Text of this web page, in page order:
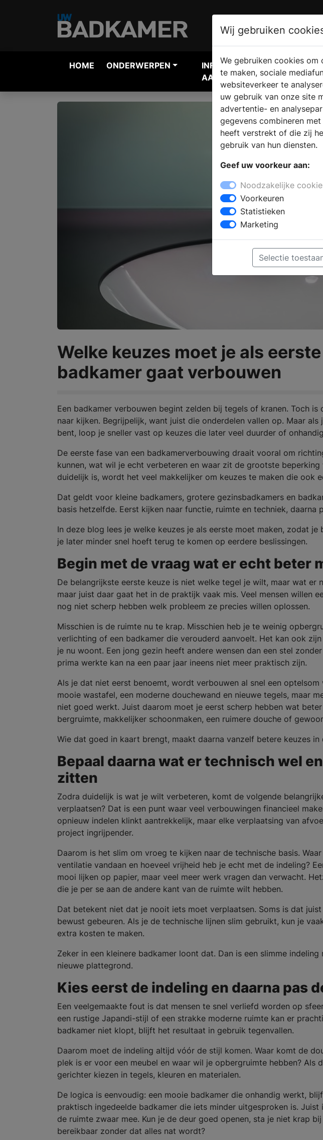
HOME ONDERWERPEN
INFORMATIE
AANVRAGEN
Welke keuzes moet je als
badkamer gaat verbouwen
Een badkamer verbouwen begint zelden bij tegels of kranen. Toch is
naar kijken. Begrijpelijk, want juist die onderdelen vallen op. Maar
bent, loop je sneller vast op keuzes die later veel duurder of
De eerste fase van een badkamerverbouwing draait vooral om
kunnen, wat wil je echt verbeteren en waar zit de grootste beperking
duidelijk is, wordt het veel makkelijker om keuzes te maken die ook
Dat geldt voor kleine badkamers, grotere gezinsbadkamers en
basis hetzelfde. Eerst kijken naar functie, ruimte en techniek, daarna
In deze blog lees je welke keuzes je als eerste moet maken, zodat
je later minder snel hoeft terug te komen op eerdere beslissingen.
Begin met de vraag wat er echt beter
De belangrijkste eerste keuze is niet welke tegel je wilt, maar wat er
maar juist daar gaat het in de praktijk vaak mis. Veel mensen willen
nog niet scherp hebben welk probleem ze precies willen oplossen.
Misschien is de ruimte nu te krap. Misschien heb je te weinig
verlichting of een badkamer die verouderd aanvoelt. Het kan ook
je nu woont. Een jong gezin heeft andere wensen dan een stel
prima werkte kan na een paar jaar ineens niet meer praktisch zijn.
Als je dat niet eerst benoemt, wordt verbouwen al snel een optelsom
mooie wastafel, een moderne douchewand en nieuwe tegels, maar
niet goed werkt. Juist daarom moet je eerst scherp hebben wat
bergruimte, makkelijker schoonmaken, een ruimere douche of
Wie dat goed in kaart brengt, maakt daarna vanzelf betere keuzes
Bepaal daarna wat er technisch wel
zitten
Zodra duidelijk is wat je wilt verbeteren, komt de volgende
verplaatsen? Dat is een punt waar veel verbouwingen financieel
opnieuw indelen klinkt aantrekkelijk, maar elke verplaatsing van
project ingrijpender.
Daarom is het slim om vroeg te kijken naar de technische basis.
ventilatie vandaan en hoeveel vrijheid heb je echt met de indeling?
mooi lijken op papier, maar veel meer werk vragen dan verwacht.
die je per se aan de andere kant van de ruimte wilt hebben.
Dat betekent niet dat je nooit iets moet verplaatsen. Soms is dat
bewust gebeuren. Als je de technische lijnen slim gebruikt, kun je
extra kosten te maken.
Zeker in een kleinere badkamer loont dat. Dan is een slimme
nieuwe plattegrond.
Kies eerst de indeling en daarna pas
Een veelgemaakte fout is dat mensen te snel verliefd worden op
een rustige Japandi-stijl of een strakke moderne ruimte kan er
badkamer niet klopt, blijft het resultaat in gebruik tegenvallen.
Daarom moet de indeling altijd vóór de stijl komen. Waar komt de
plek is er voor een meubel en waar wil je opbergruimte hebben? Als
gerichter kiezen in tegels, kleuren en materialen.
De logica is eenvoudig: een mooie badkamer die onhandig werkt,
praktisch ingedeelde badkamer die iets minder uitgesproken is.
de ruimte zwaar mee. Kun je de deur goed openen, sta je niet krap
bereikbaar zonder dat alles nat wordt?
Wij gebruiken
We gebruiken cookies
te maken, sociale
websiteverkeer te
uw gebruik van onze site
advertentie- en
gegevens combineren
heeft verstrekt of die zij
gebruik van hun diensten.
Geef uw voorkeur aan:
Noodzakelijke
Voorkeuren
Statistieken
Marketing
Selectie